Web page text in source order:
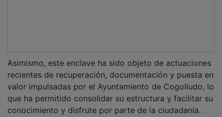
Cogolludo reclama que las obras del tren
Madrid-Zaragoza mejoren también el servicio
de viajeros